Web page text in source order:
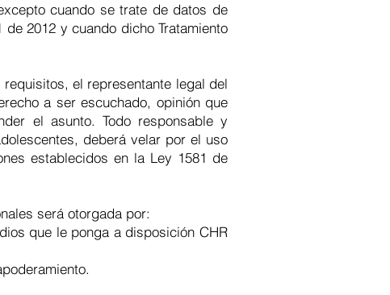
cuando se trate de datos de
2012 y cuando dicho Tratamiento
el representante legal del
a ser escuchado, opinión que
el asunto. Todo responsable y
deberá velar por el uso
establecidos en la Ley 1581 de
será otorgada por:
que le ponga a disposición CHR